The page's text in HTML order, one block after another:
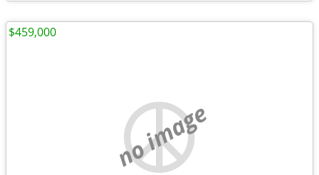
no image
$459,000